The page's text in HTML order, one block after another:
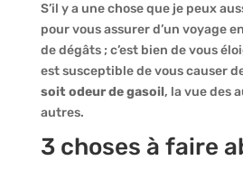
S’il y a une chose que je peux
pour vous assurer d’un voyage
de dégâts ; c’est bien de vous
est susceptible de vous causer
soit odeur de gasoil, la vue des
autres.
3 choses à faire